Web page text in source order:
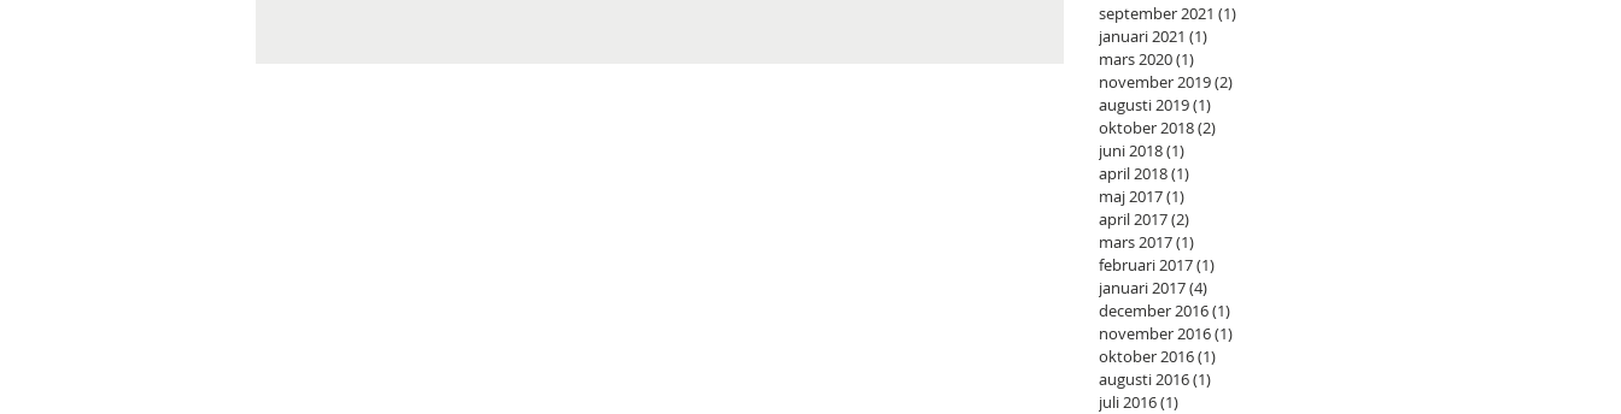
september 2021 (1)
januari 2021 (1)
mars 2020(1)
november 2019(2)
augusti 2019(1)
oktober 2018(2)
juni 2018(1)
april 2018(1)
maj 2017(1)
april 2017(2)
mars 2017(1)
februari 2017(1)
januari 2017(4)
december 2016(1)
november 2016(1)
oktober 2016(1)
augusti 2016(1)
juli 2016(1)